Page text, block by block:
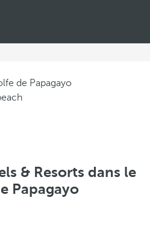
de Papagayo
& Resorts dans le
Papagayo